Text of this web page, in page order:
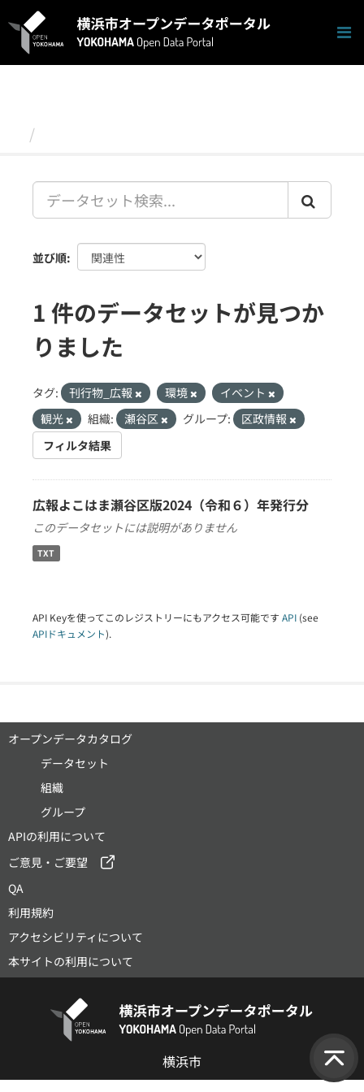
キ
並び順
1 件のデータセットが見つか
りました
タグ: 刊行物_広報 環境
イベント
観光
組織: 瀬谷区 グループ:
区政情報
フィルタ結果
広報よこはま瀬谷区版2024（令和６）年発行分
このデータセットには説明がありません
TXT
API Keyを使ってこのレジストリーにもアクセス可能です API (see
APIドキュメント).
オープンデータカタログ
データセット
組織
グループ
APIの利用について
ご意見・ご要望
QA
利用規約
アクセシビリティについて
本サイトの利用について
横浜市